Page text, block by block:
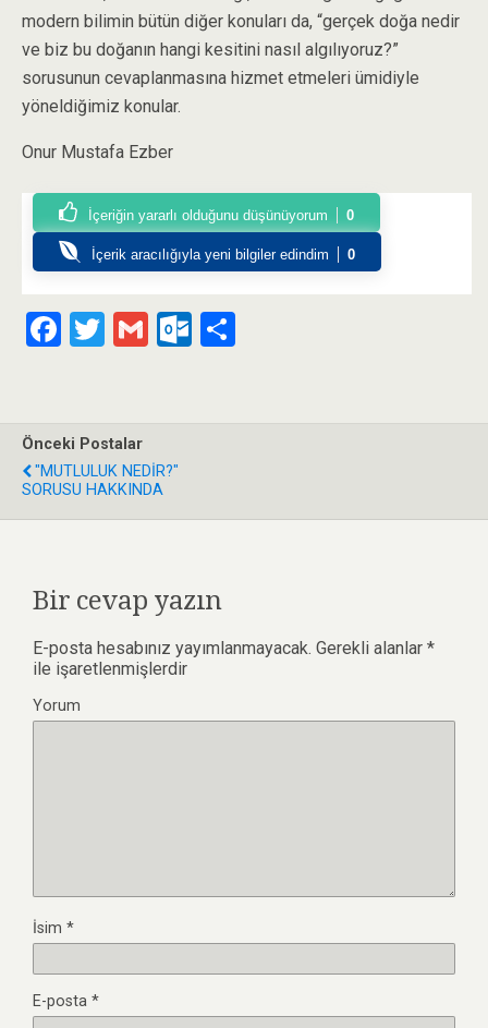
modern bilimin bütün diğer konuları da, “gerçek doğa nedir
ve biz bu doğanın hangi kesitini nasıl algılıyoruz?”
sorusunun cevaplanmasına hizmet etmeleri ümidiyle
yöneldiğimiz konular.
Onur Mustafa Ezber
İçeriğin yararlı olduğunu düşünüyorum 0
İçerik aracılığıyla yeni bilgiler edindim 0
F
b
o
o
T
er
G
O
Önceki Postalar
"MUTLULUK NEDİR?"
SORUSU HAKKINDA
Bir cevap yazın
E-posta hesabınız yayımlanmayacak. Gerekli alanlar *
ile işaretlenmişlerdir
Yorum
İsim *
E-posta *